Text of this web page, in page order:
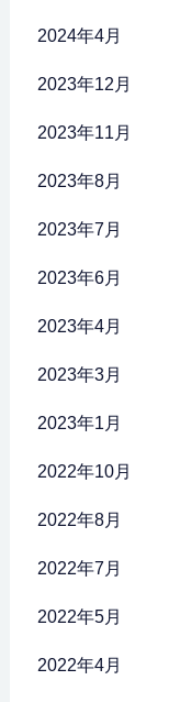
2024年4月
2023年12月
2023年11月
2023年8月
2023年7月
2023年6月
2023年4月
2023年3月
2023年1月
2022年10月
2022年8月
2022年7月
2022年5月
2022年4月